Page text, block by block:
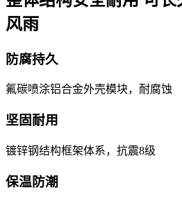
风雨
防腐持久
氟碳喷涂铝合金外壳模块，耐腐蚀
坚固耐用
镀锌钢结构框架体系，抗震8级
保温防潮